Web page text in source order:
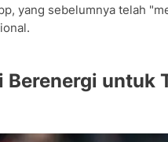
yang sebelumnya telah
Berenergi untuk